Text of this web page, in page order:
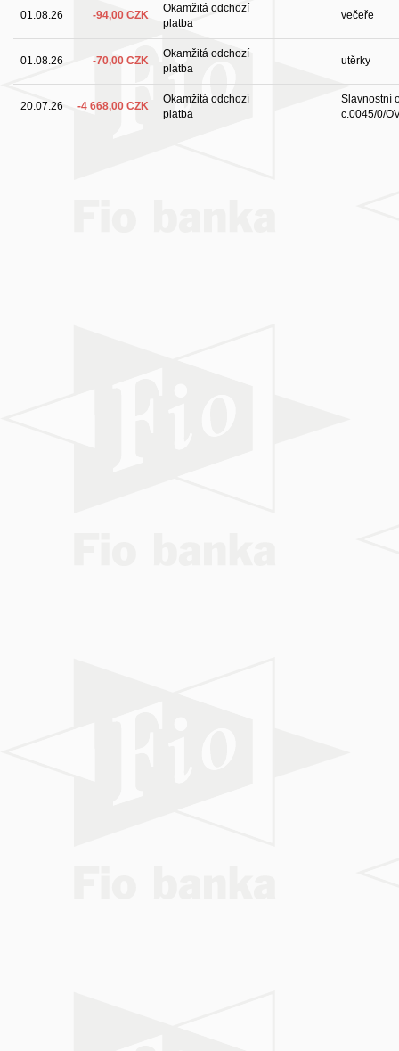
01.08.26 -94,00 CZK
Okamžitá odchozí
platba
večeře
01.08.26 -70,00 CZK
Okamžitá odchozí
platba
utěrky
20.07.26 -4 668,00 CZK
Okamžitá odchozí
platba
Slavnostní
c.0045/0/